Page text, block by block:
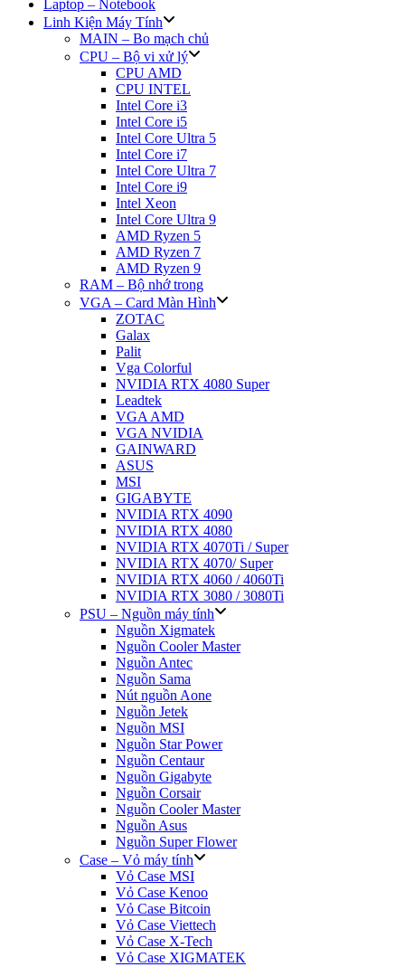
Laptop – Notebook
Linh Kiện Máy Tính
MAIN – Bo mạch chủ
CPU – Bộ vi xử lý
CPU AMD
CPU INTEL
Intel Core i3
Intel Core i5
Intel Core Ultra 5
Intel Core i7
Intel Core Ultra 7
Intel Core i9
Intel Xeon
Intel Core Ultra 9
AMD Ryzen 5
AMD Ryzen 7
AMD Ryzen 9
RAM – Bộ nhớ trong
VGA – Card Màn Hình
ZOTAC
Galax
Palit
Vga Colorful
NVIDIA RTX 4080 Super
Leadtek
VGA AMD
VGA NVIDIA
GAINWARD
ASUS
MSI
GIGABYTE
NVIDIA RTX 4090
NVIDIA RTX 4080
NVIDIA RTX 4070Ti / Super
NVIDIA RTX 4070/ Super
NVIDIA RTX 4060 / 4060Ti
NVIDIA RTX 3080 / 3080Ti
PSU – Nguồn máy tính
Nguồn Xigmatek
Nguồn Cooler Master
Nguồn Antec
Nguồn Sama
Nút nguồn Aone
Nguồn Jetek
Nguồn MSI
Nguồn Star Power
Nguồn Centaur
Nguồn Gigabyte
Nguồn Corsair
Nguồn Cooler Master
Nguồn Asus
Nguồn Super Flower
Case – Vỏ máy tính
Vỏ Case MSI
Vỏ Case Kenoo
Vỏ Case Bitcoin
Vỏ Case Viettech
Vỏ Case X-Tech
Vỏ Case XIGMATEK